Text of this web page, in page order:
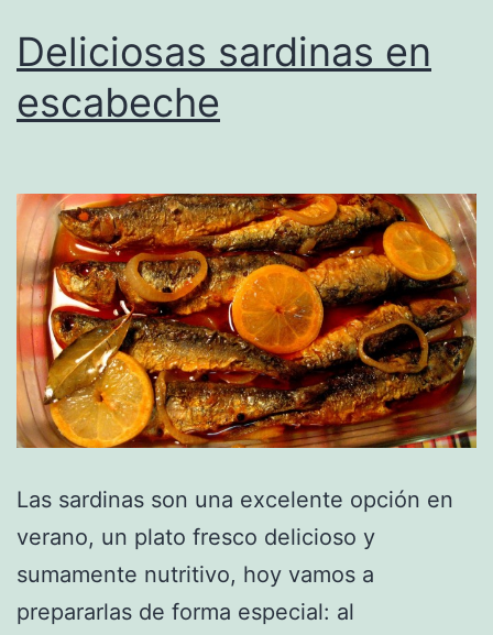
Deliciosas sardinas en
escabeche
Las sardinas son una excelente opción en
verano, un plato fresco delicioso y
sumamente nutritivo, hoy vamos a
prepararlas de forma especial: al